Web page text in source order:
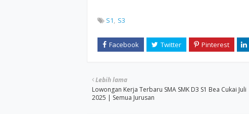
S1 S3
Lebih lama
Lowongan Kerja Terbaru SMA SMK D3 S1 Bea Cukai Juli
2025 | Semua Jurusan